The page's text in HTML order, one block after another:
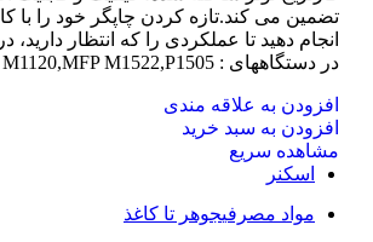
تضمین می کند.تازه کردن چاپگر خود را با
انجام دهید تا عملکردی را که انتظار دارید،
در دستگاههای : MFP M1120,MFP M1522,P1505
افزودن به علاقه مندی
افزودن به سبد خرید
مشاهده سریع
اسکنر
مواد مصرفیجوهر تا کاغذ